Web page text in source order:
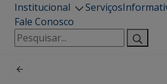
Institucional Serviços
Fale Conosco
Pesquisar
por: